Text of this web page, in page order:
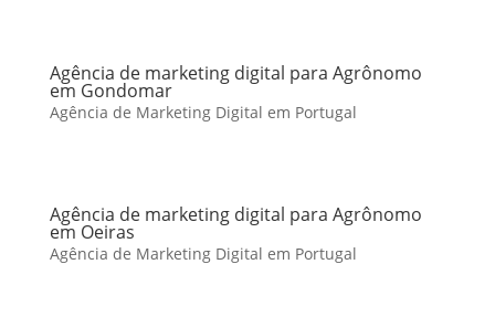
Agência de marketing digital para Agrônomo
em Gondomar
Agência de Marketing Digital em Portugal
Agência de marketing digital para Agrônomo
em Oeiras
Agência de Marketing Digital em Portugal